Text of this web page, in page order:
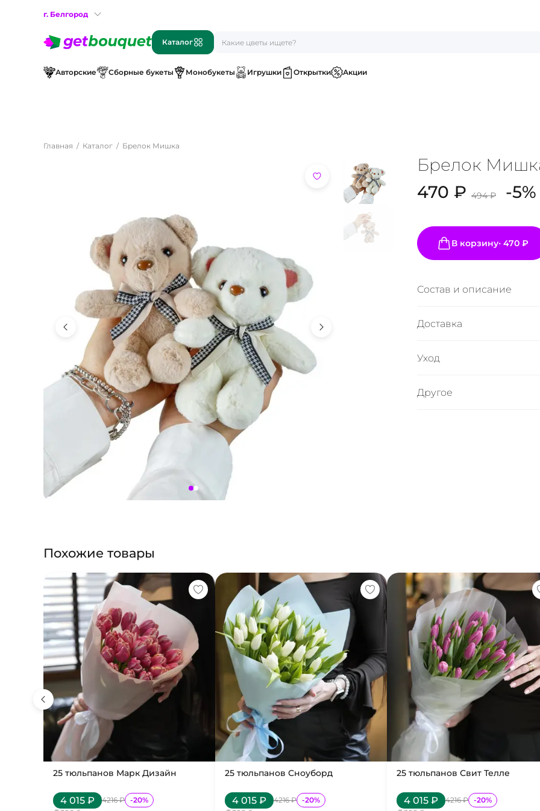
г. Белгород
Каталог
Авторские Сборные букеты Монобукеты Игрушки Открытки Акции
Увы, мы не нашли то,
что вы искали :(
Главная Каталог Брелок Мишка
Брелок
470 ₽ 494₽ -5%
В корзину‧ 470 ₽
Состав и описание
Доставка
Уход
Другое
Похожие товары
25 тюльпанов Марк Дизайн
4 015 ₽ 4216 ₽ -20%
25 тюльпанов Сноуборд
4 015 ₽ 4216 ₽ -20%
25 тюльпанов Свит Телле
4 015 ₽ 4216 ₽ -20%